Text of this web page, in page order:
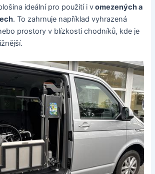
ideální pro použití i vomezených a
. To zahrnuje například vyhrazená
prostory v blízkosti chodníků, kde je